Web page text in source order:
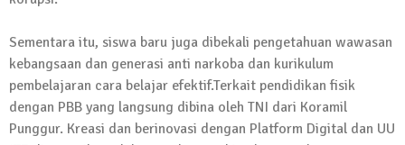
Sementara itu, siswa baru juga dibekali pengetahuan wawasan
kebangsaan dan generasi anti narkoba dan kurikulum
pembelajaran cara belajar efektif.Terkait pendidikan fisik
dengan PBB yang langsung dibina oleh TNI dari Koramil
Punggur. Kreasi dan berinovasi dengan Platform Digital dan UU